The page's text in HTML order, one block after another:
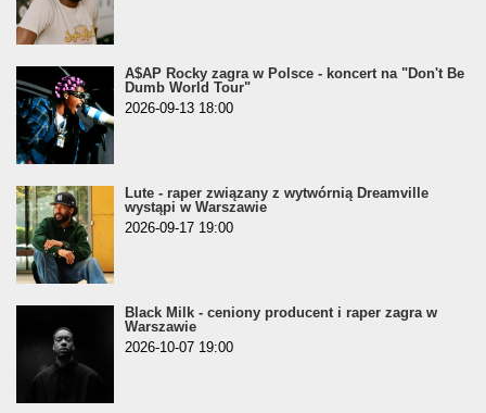
A$AP Rocky zagra w Polsce - koncert na "Don't Be
Dumb World Tour"
2026-09-13 18:00
Lute - raper związany z wytwórnią Dreamville
wystąpi w Warszawie
2026-09-17 19:00
Black Milk - ceniony producent i raper zagra w
Warszawie
2026-10-07 19:00